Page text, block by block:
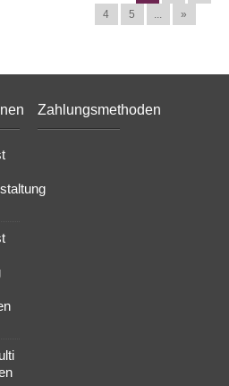
4
5 ... »
Zahlungsmethoden